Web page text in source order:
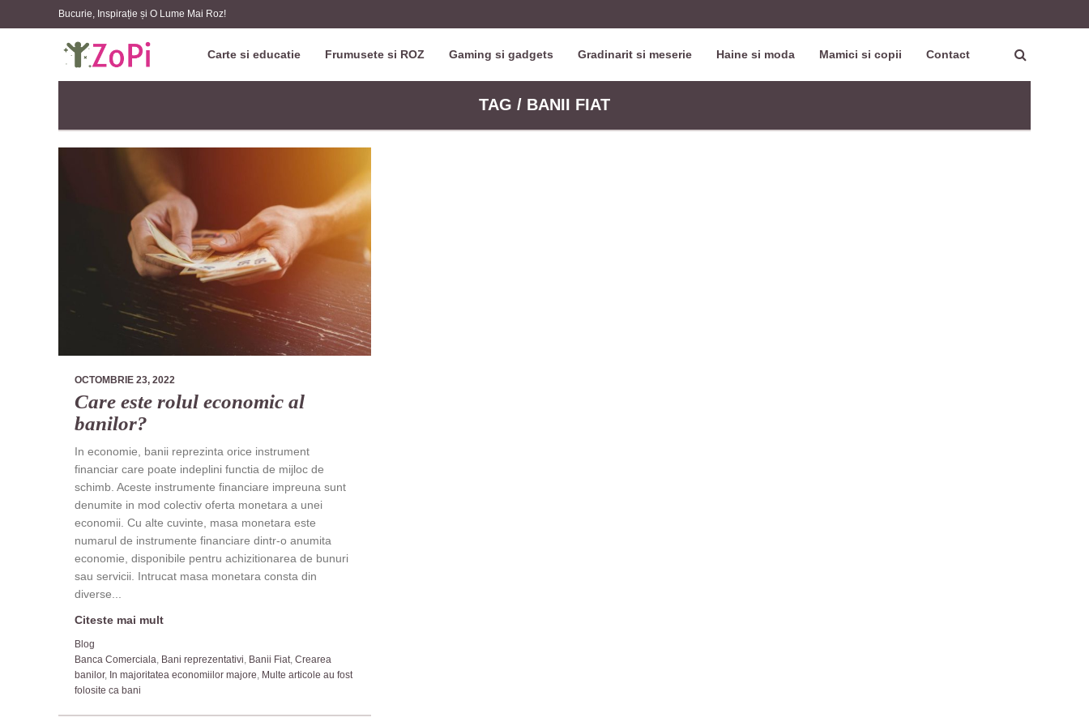
Bucurie, Inspirație și O Lume Mai Roz!
Carte si educatie Frumusete si ROZ Gaming si gadgets Gradinarit si meserie Haine si moda Mamici si copii Contact
TAG / BANII FIAT
OCTOMBRIE 23, 2022
Care este rolul economic al
banilor?
In economie, banii reprezinta orice instrument
financiar care poate indeplini functia de mijloc de
schimb. Aceste instrumente financiare impreuna sunt
denumite in mod colectiv oferta monetara a unei
economii. Cu alte cuvinte, masa monetara este
numarul de instrumente financiare dintr-o anumita
economie, disponibile pentru achizitionarea de bunuri
sau servicii. Intrucat masa monetara consta din
diverse...
Citeste mai mult
Blog
Banca Comerciala, Bani reprezentativi, Banii Fiat, Crearea
banilor, In majoritatea economiilor majore, Multe articole au fost
folosite ca bani